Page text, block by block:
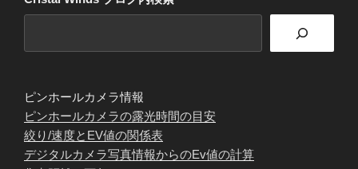
ピンホールカメラ情報
ピンホールカメラの露光時間の目安
絞り/速度とEV値の関係表
デジタルカメラ写真情報からのEv値の計算